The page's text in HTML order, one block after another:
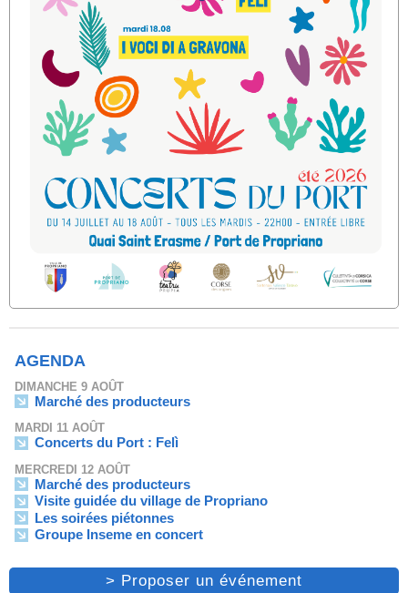
AGENDA
DIMANCHE 9 AOÛT
Marché des producteurs
MARDI 11 AOÛT
Concerts du Port : Felì
MERCREDI 12 AOÛT
Marché des producteurs
Visite guidée du village de Propriano
Les soirées piétonnes
Groupe Inseme en concert
> Proposer un événement